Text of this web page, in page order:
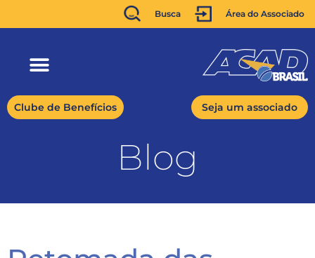
Busca Área do Associado
Clube de Benefícios Seja um associado
Blog